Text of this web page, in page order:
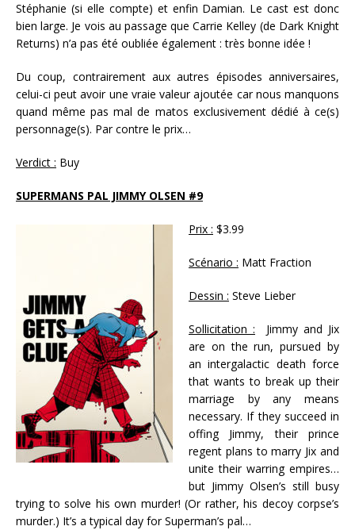
Stéphanie (si elle compte) et enfin Damian. Le cast est donc
bien large. Je vois au passage que Carrie Kelley (de Dark Knight
Returns) n’a pas été oubliée également : très bonne idée !
Du coup, contrairement aux autres épisodes anniversaires,
celui-ci peut avoir une vraie valeur ajoutée car nous manquons
quand même pas mal de matos exclusivement dédié à ce(s)
personnage(s). Par contre le prix…
Verdict : Buy
SUPERMANS PAL JIMMY OLSEN #9
Prix : $3.99
Scénario : Matt Fraction
Dessin : Steve Lieber
Sollicitation : Jimmy and Jix
are on the run, pursued by
an intergalactic death force
that wants to break up their
marriage by any means
necessary. If they succeed in
offing Jimmy, their prince
regent plans to marry Jix and
unite their warring empires…
but Jimmy Olsen’s still busy
trying to solve his own murder! (Or rather, his decoy corpse’s
murder.) It’s a typical day for Superman’s pal…